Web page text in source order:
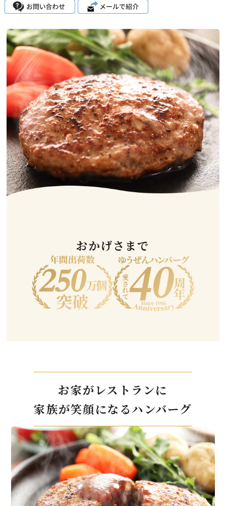
おかげさまで
お家がレストランに
家族が笑顔になるハンバーグ